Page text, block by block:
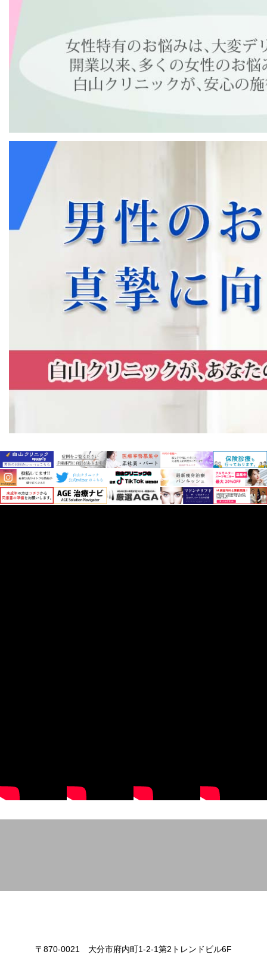
〒870-0021 大分市府内町1-2-1第2トレンドビル6F